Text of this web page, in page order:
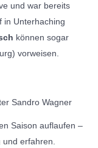
und war bereits
in Unterhaching
können sogar
vorweisen.
Saison auflaufen –
erfahren.